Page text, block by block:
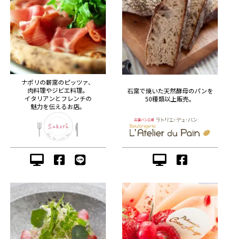
ナポリの薪窯のピッツァ、
肉料理やジビエ料理。
イタリアンとフレンチの
魅力を伝えるお店。
石窯で焼いた天然酵母のパンを
50種類以上販売。